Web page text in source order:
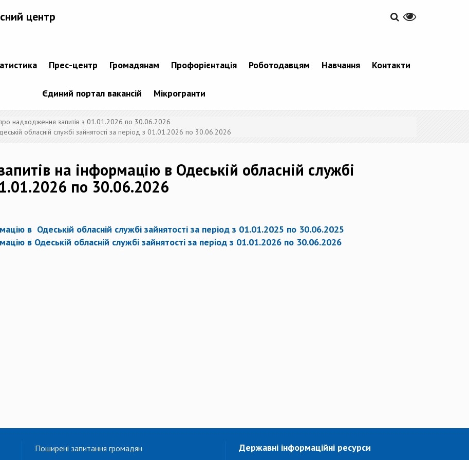
центр
Прес-центр Громадянам Профорієнтація Роботодавцям Навчання Контакти
Єдиний портал вакансій Мікрогранти
про надходження запитів з 01.01.2026 по 30.06.2026
обласній службі зайнятості за період з 01.01.2026 по 30.06.2026
на інформацію в Одеській обласній службі
по 30.06.2026
в Одеській обласній службі зайнятості за період з 01.01.2025 по 30.06.2025
в Одеській обласній службі зайнятості за період з 01.01.2026 по 30.06.2026
Поширені запитання громадян
Державні інформаційні ресурси